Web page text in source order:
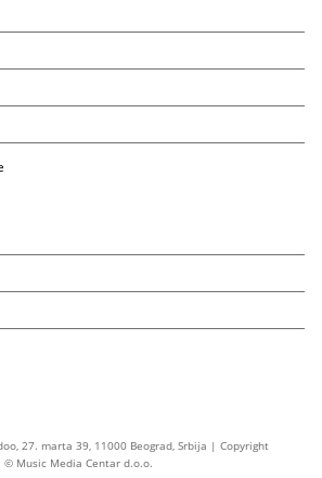
27. marta 39, 11000 Beograd, Srbija | Copyright
© Music Media Centar d.o.o.